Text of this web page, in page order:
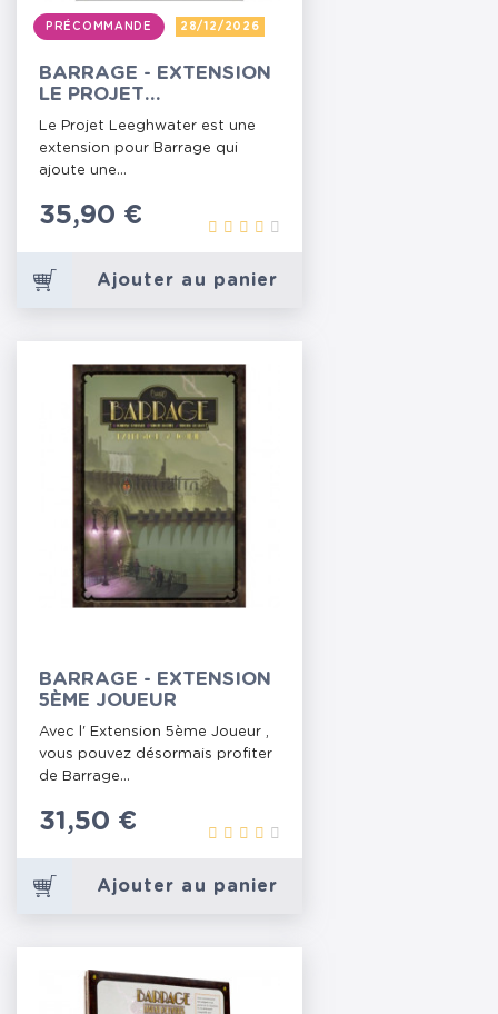
PRÉCOMMANDE 28/12/2026
BARRAGE - EXTENSION
LE PROJET
LEEGHWATER
Le Projet Leeghwater est une
extension pour Barrage qui
ajoute une...
Prix
35,90 €
Ajouter au panier
BARRAGE - EXTENSION
5ÈME JOUEUR
Avec l' Extension 5ème Joueur ,
vous pouvez désormais profiter
de Barrage...
Prix
31,50 €
Ajouter au panier